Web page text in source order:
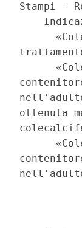
Stampi -
ottenuta